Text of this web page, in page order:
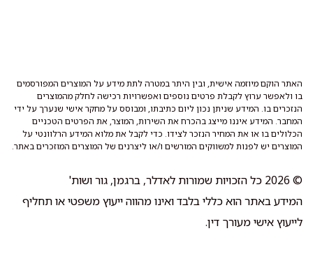
האתר הוקם מיוזמה אישית, ובין היתר במטרה לתת מידע על המוצרים המפורסמים
בו ולאפשר ערוץ לקבלת פרטים נוספים ואפשרויות רכישה לחלק מהמוצרים
הנזכרים בו. המידע שניתן נכון ליום כתיבתו, ומבוסס על מחקר אישי שנערך על ידי
המחבר. המידע איננו מייצג בהכרח את השירות, המוצר, את הפרטים הטכניים
הכלולים בו או את המחיר הנזכר לצידו. כדי לקבל את מלוא המידע הרלוונטי על
המוצרים יש לפנות למשווקים המורשים ו/או ליצרנים של המוצרים המוזכרים באתר.
© 2026 כל הזכויות שמורות לאדלר, ברגמן, גור ושות'
המידע באתר הוא כללי בלבד ואינו מהווה ייעוץ משפטי או תחליף
לייעוץ אישי מעורך דין.